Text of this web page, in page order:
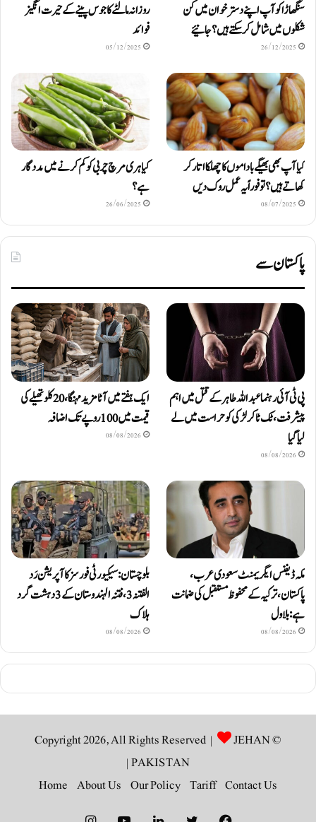
سنگھاڑا کو آپ اپنے دستر خوان میں کن
شکلوں میں شامل کرسکتے ہیں ؟ جانیئے
26/12/2025
روزانہ مالٹے کا جوس پینے کے حیرت انگیز
فوائد
05/12/2025
کیا آپ بھی بھیگے باداموں کا چھلکا اتار کر
کھاتے ہیں؟ تو فوراً یہ عمل روک دیں
08/07/2025
کیا ہری مرچ چربی کو کم کرنے میں مددگار
ہے؟
26/06/2025
پاکستان سے
پی ٹی آئی رہنما عبداللہ طاہر کے قتل میں اہم
پیشرفت، ٹک ٹاکر لڑکی کو حراست میں لے
لیا گیا
08/08/2026
ایک ہفتے میں آٹا مزید مہنگا، 20 کلو تھیلے کی
قیمت میں 100 روپے تک اضافہ
08/08/2026
مکہ ڈیفنس ایگریمنٹ سعودی عرب،
پاکستان، ترکیہ کے محفوظ مستقبل کی ضمانت
ہے: بلاول
08/08/2026
بلوچستان: سیکیورٹی فورسز کا آپریشن رَد
الفتنہ 3، فتنہ الہندوستان کے 3 دہشت گرد
ہلاک
08/08/2026
© Copyright 2026, All Rights Reserved |
JEHAN
PAKISTAN
|
Contact Us
Tariff
Our Policy
About Us
Home